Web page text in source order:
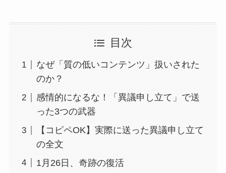
目次
なぜ「質の低いコンテンツ」扱いされた
のか？
感情的になるな！「異議申し立て」で送
った3つの武器
【コピペOK】実際に送った異議申し立て
の全文
1月26日、奇跡の復活